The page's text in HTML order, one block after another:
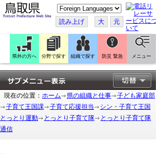
こ
の
ペ
ー
ジ
翻
訳
す
る
読み上げ 大 元
県外の方へ 分野で探す 組織で探す 防災 緊急 メニュー
現在の位置： ホーム 県の組織と仕事
子ども家庭部
子育て王国課
子育て応援担当
シン・子育て王国
とっとり運動
とっとり子育て隊
とっとり子育て隊
通信